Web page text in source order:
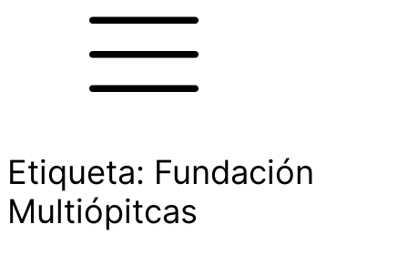
Etiqueta: Fundación
Multiópitcas